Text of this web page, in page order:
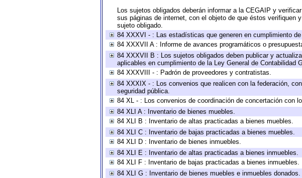
Los sujetos obligados deberán informar a la CEGAIP y
sus páginas de internet, con el objeto de que éstos verifiquen
sujeto obligado.
84 XXXVI - : Las estadísticas que generen en cumplimiento
84 XXXVII A : Informe de avances programáticos o
84 XXXVII B : Los sujetos obligados deben publicar y
aplicables en cumplimiento de la Ley General de Contabilidad
84 XXXVIII - : Padrón de proveedores y contratistas.
84 XXXIX - : Los convenios que realicen con la federación,
seguridad pública.
84 XL - : Los convenios de coordinación de concertación con
84 XLI A : Inventario de bienes muebles.
84 XLI B : Inventario de altas practicadas a bienes muebles.
84 XLI C : Inventario de bajas practicadas a bienes muebles.
84 XLI D : Inventario de bienes inmuebles.
84 XLI E : Inventario de altas practicadas a bienes inmuebles.
84 XLI F : Inventario de bajas practicadas a bienes inmuebles.
84 XLI G : Inventario de bienes muebles e inmuebles donados.